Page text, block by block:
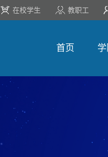
在校学生 教职工
首页